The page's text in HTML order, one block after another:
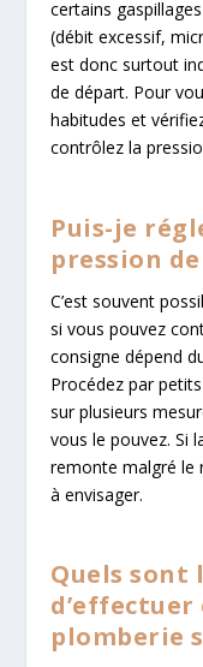
certains
(débit excessif,
est donc surtout
de départ. Pour
habitudes et
contrôlez la
Puis-je
pression
C’est souvent
si vous pouvez
consigne dépend
Procédez par
sur plusieurs
vous le pouvez. Si
remonte malgré le
à envisager.
Quels sont
plomberie